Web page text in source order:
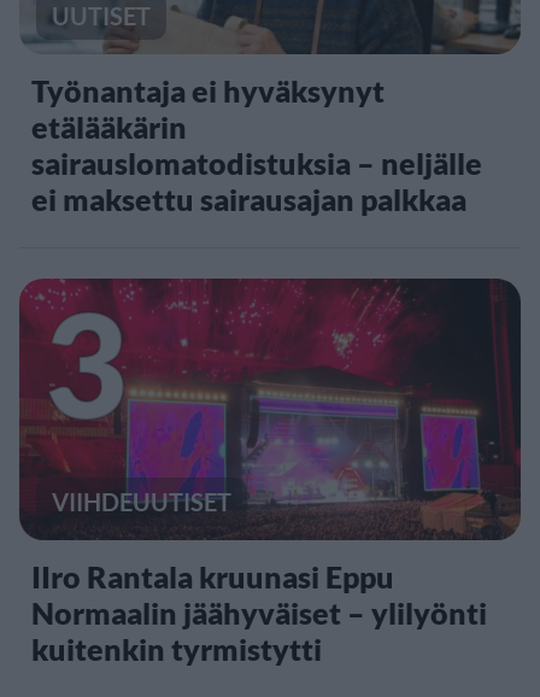
UUTISET
Työnantaja ei hyväksynyt
etälääkärin
sairauslomatodistuksia – neljälle
ei maksettu sairausajan palkkaa
3
VIIHDEUUTISET
IIro Rantala kruunasi Eppu
Normaalin jäähyväiset – ylilyönti
kuitenkin tyrmistytti